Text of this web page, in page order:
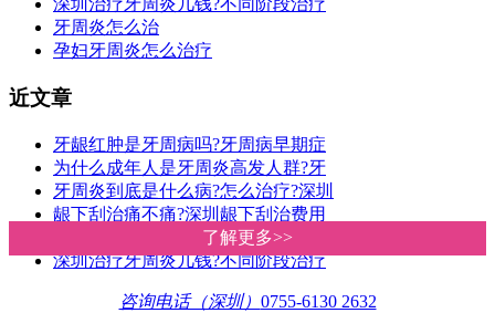
了解更多>>
了解更多>>
深圳治疗牙周炎几钱?不同阶段治疗
牙周炎怎么治
孕妇牙周炎怎么治疗
近文章
牙龈红肿是牙周病吗?牙周病早期症
为什么成年人是牙周炎高发人群?牙
牙周炎到底是什么病?怎么治疗?深圳
龈下刮治痛不痛?深圳龈下刮治费用
牙周刮治后如何科学护理?深圳爱康
深圳治疗牙周炎几钱?不同阶段治疗
咨询电话（深圳） 0755-6130 2632